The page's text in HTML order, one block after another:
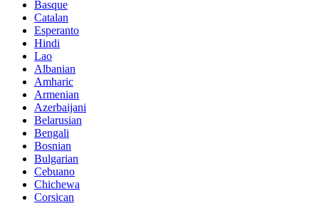
Basque
Catalan
Esperanto
Hindi
Lao
Albanian
Amharic
Armenian
Azerbaijani
Belarusian
Bengali
Bosnian
Bulgarian
Cebuano
Chichewa
Corsican